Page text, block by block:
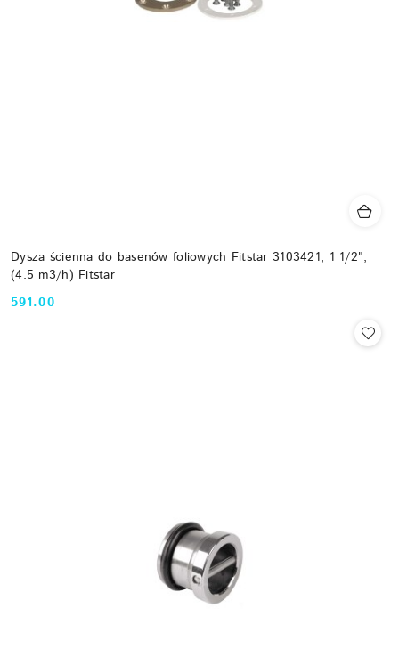
Dysza ścienna do basenów foliowych Fitstar 3103421, 1 1/2",
(4.5 m3/h) Fitstar
Cena:
591.00